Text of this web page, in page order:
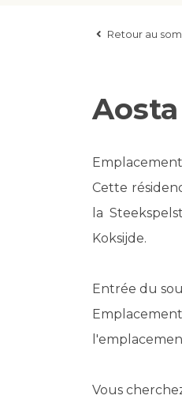
Retour au
Cette
la
Koksijde.
Entrée du
Vous